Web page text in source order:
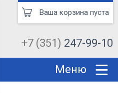
+7 (351) 247-99-10
Ваша корзина пуста
Меню